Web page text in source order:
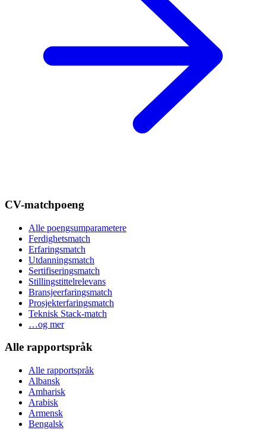
CV-matchpoeng
Alle poengsumparametere
Ferdighetsmatch
Erfaringsmatch
Utdanningsmatch
Sertifiseringsmatch
Stillingstittelrelevans
Bransjeerfaringsmatch
Prosjekterfaringsmatch
Teknisk Stack-match
…og mer
Alle rapportspråk
Alle rapportspråk
Albansk
Amharisk
Arabisk
Armensk
Bengalsk